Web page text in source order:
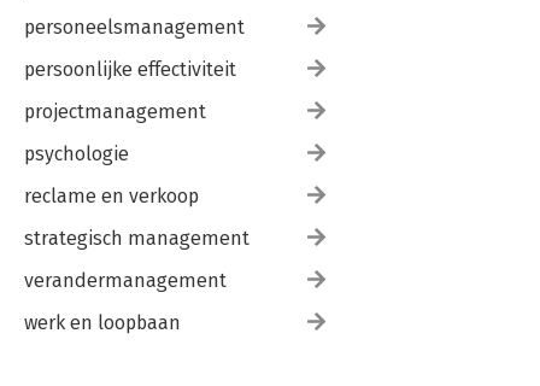
personeelsmanagement
persoonlijke effectiviteit
projectmanagement
psychologie
reclame en verkoop
strategisch management
verandermanagement
werk en loopbaan